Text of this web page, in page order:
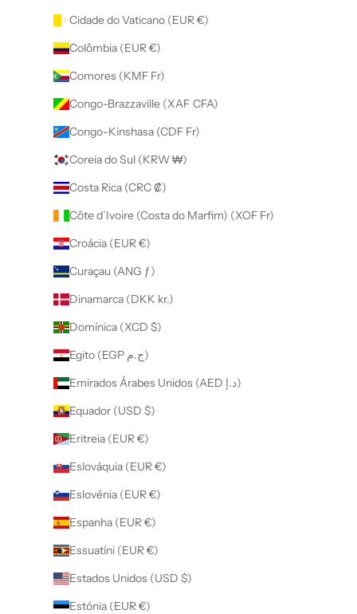
Cidade do Vaticano (EUR €)
Colômbia (EUR €)
Comores (KMF Fr)
Congo-Brazzaville (XAF CFA)
Congo-Kinshasa (CDF Fr)
Coreia do Sul (KRW ₩)
Costa Rica (CRC ₡)
Côte d’Ivoire (Costa do Marfim) (XOF Fr)
Croácia (EUR €)
Curaçau (ANG ƒ)
Dinamarca (DKK kr.)
Domínica (XCD $)
Egito (EGP ج.م)
Emirados Árabes Unidos (AED د.إ)
Equador (USD $)
Eritreia (EUR €)
Eslováquia (EUR €)
Eslovénia (EUR €)
Espanha (EUR €)
Essuatíni (EUR €)
Estados Unidos (USD $)
Estónia (EUR €)